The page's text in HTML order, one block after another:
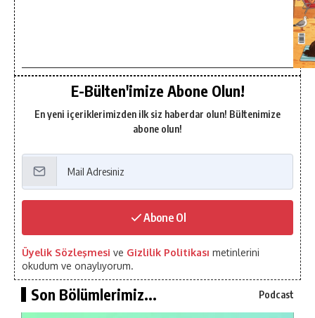
E-Bülten'imize Abone Olun!
En yeni içeriklerimizden ilk siz haberdar olun! Bültenimize
abone olun!
Abone Ol
Üyelik Sözleşmesi ve Gizlilik Politikası metinlerini
okudum ve onaylıyorum.
Son Bölümlerimiz... Podcast